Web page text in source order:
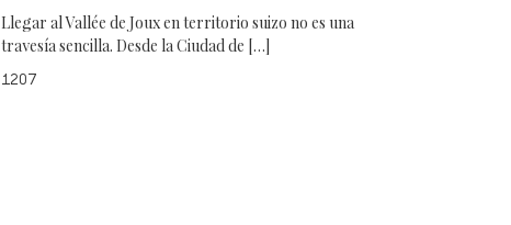
Llegar al Vallée de Joux en territorio suizo no es una
travesía sencilla. Desde la Ciudad de […]
1207